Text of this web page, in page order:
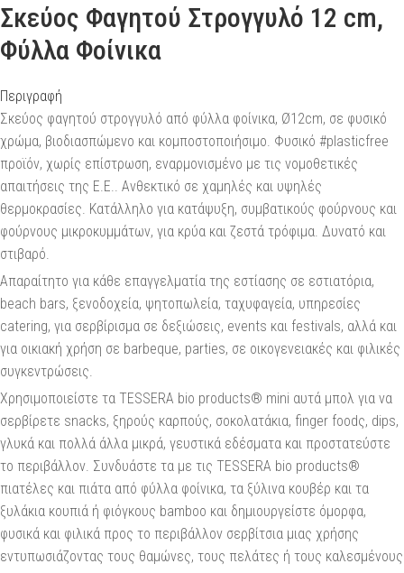
Σκεύος Φαγητού Στρογγυλό 12 cm,
Φύλλα Φοίνικα
Περιγραφή
Σκεύος φαγητού στρογγυλό από φύλλα φοίνικα, Ø12cm, σε φυσικό
χρώμα, βιοδιασπώμενο και κομποστοποιήσιμο. Φυσικό #plasticfree
προϊόν, χωρίς επίστρωση, εναρμονισμένο με τις νομοθετικές
απαιτήσεις της Ε.Ε.. Ανθεκτικό σε χαμηλές και υψηλές
θερμοκρασίες. Κατάλληλο για κατάψυξη, συμβατικούς φούρνους και
φούρνους μικροκυμμάτων, για κρύα και ζεστά τρόφιμα. Δυνατό και
στιβαρό.
Απαραίτητο για κάθε επαγγελματία της εστίασης σε εστιατόρια,
beach bars, ξενοδοχεία, ψητοπωλεία, ταχυφαγεία, υπηρεσίες
catering, για σερβίρισμα σε δεξιώσεις, events και festivals, αλλά και
για οικιακή χρήση σε barbeque, parties, σε οικογενειακές και φιλικές
συγκεντρώσεις.
Χρησιμοποιείστε τα TESSERA bio products® mini αυτά μπολ για να
σερβίρετε snacks, ξηρούς καρπούς, σοκολατάκια, finger foodς, dips,
γλυκά και πολλά άλλα μικρά, γευστικά εδέσματα και προστατεύστε
το περιβάλλον. Συνδυάστε τα με τις TESSERA bio products®
πιατέλες και πιάτα από φύλλα φοίνικα, τα ξύλινα κουβέρ και τα
ξυλάκια κουπιά ή φιόγκους bamboo και δημιουργείστε όμορφα,
φυσικά και φιλικά προς το περιβάλλον σερβίτσια μιας χρήσης
εντυπωσιάζοντας τους θαμώνες, τους πελάτες ή τους καλεσμένους